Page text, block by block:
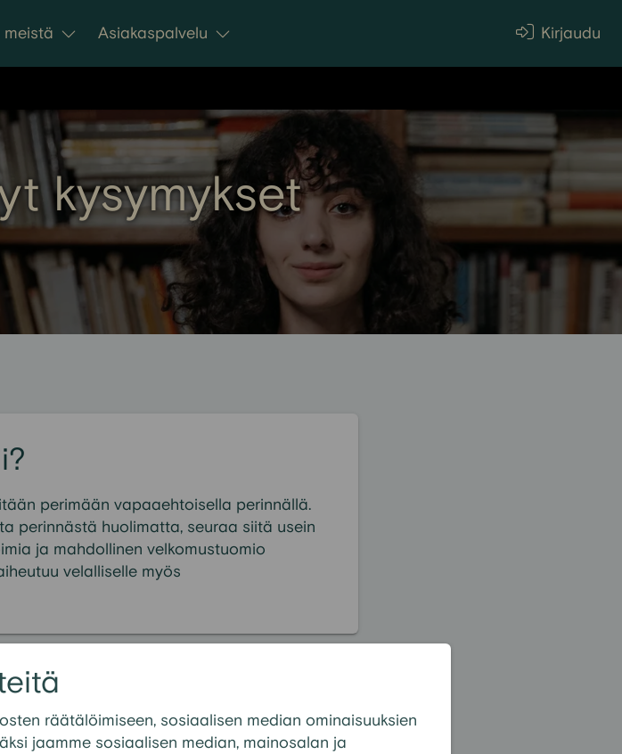
räätälöimiseen, sosiaalisen median ominaisuuksien
jaamme sosiaalisen median, mainosalan ja
Asiakaspalvelu Kirjaudu
kysymykset
perimään vapaaehtoisella perinnällä.
perinnästä huolimatta, seuraa siitä usein
ja mahdollinen velkomustuomio
velalliselle myös
kategoriasta: